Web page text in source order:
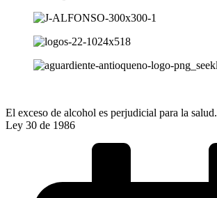
El exceso de alcohol es perjudicial para la salud.
Ley 30 de 1986